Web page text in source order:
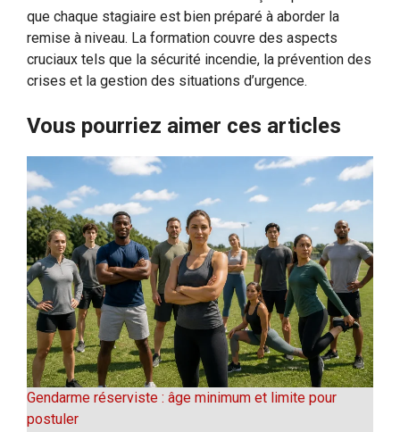
que chaque stagiaire est bien préparé à aborder la
remise à niveau. La formation couvre des aspects
cruciaux tels que la sécurité incendie, la prévention des
crises et la gestion des situations d’urgence.
Vous pourriez aimer ces articles
Gendarme réserviste : âge minimum et limite pour
postuler